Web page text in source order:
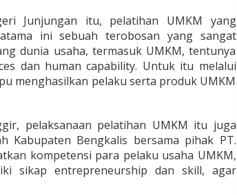
Junjungan itu, pelatihan UMKM yang
ini sebuah terobosan yang sangat
dunia usaha, termasuk UMKM, tentunya
dan human capability. Untuk itu melalui
menghasilkan pelaku serta produk UMKM
pelaksanaan pelatihan UMKM itu juga
Kabupaten Bengkalis bersama pihak PT.
kompetensi para pelaku usaha UMKM,
sikap entrepreneurship dan skill, agar